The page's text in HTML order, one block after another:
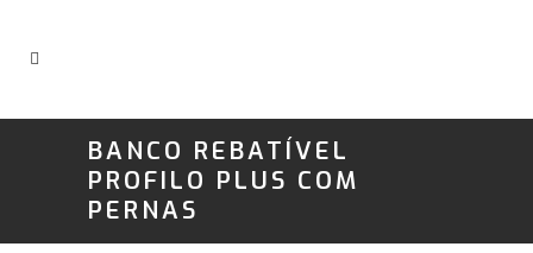
BANCO REBATÍVEL
PROFILO PLUS COM
PERNAS